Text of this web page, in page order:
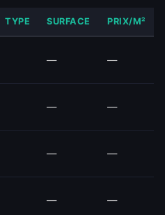
TYPE SURFACE PRIX/M²
— —
— —
— —
— —